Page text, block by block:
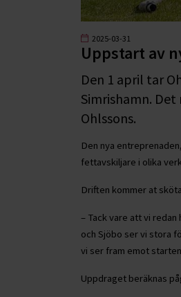
2025-03-31
Uppstart av
Den 1 april tar
Simrishamn.
Ohlssons.
Den nya
fettavskiljare i olika
Driften kommer at
– Tack vare att vi
och Sjöbo ser vi stora
vi ser fram emot
Uppdraget beräknas